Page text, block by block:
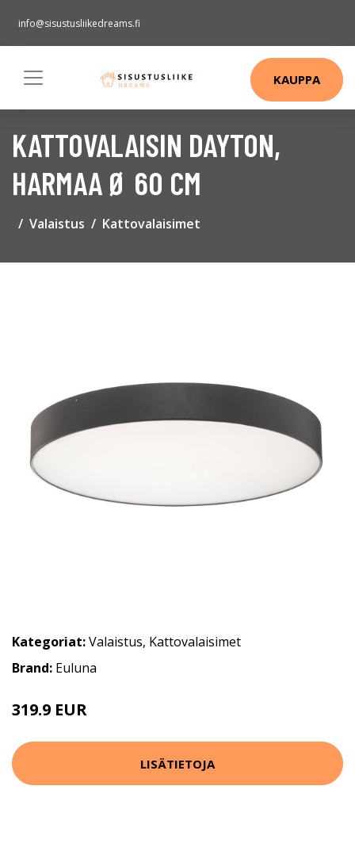
info@sisustusliikedreams.fi
KAUPPA
KATTOVALAISIN DAYTON,
HARMAA Ø 60 CM
Valaistus Kattovalaisimet
Kategoriat:Valaistus, Kattovalaisimet
Brand: Euluna
319.9 EUR
LISÄTIETOJA